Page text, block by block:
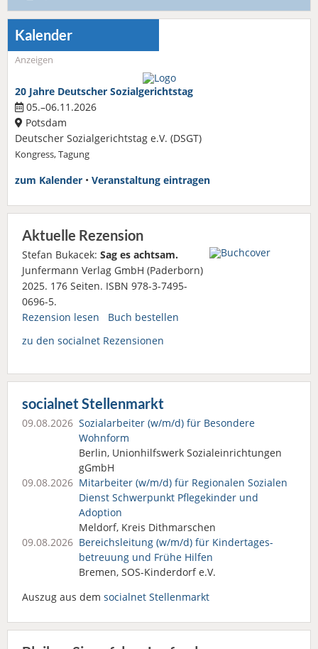
Kalender
Anzeigen
20 Jahre Deutscher Sozialgerichtstag
05.–06.11.2026
Potsdam
Deutscher Sozialgerichtstag e.V. (DSGT)
Kongress, Tagung
zum Kalender • Veranstaltung eintragen
Aktuelle Rezension
Stefan Bukacek: Sag es achtsam.
Junfermann Verlag GmbH (Paderborn)
2025. 176 Seiten. ISBN 978-3-7495-
0696-5.
Rezension lesen
Buch bestellen
zu den socialnet Rezensionen
socialnet Stellenmarkt
09.08.2026 Sozialarbeiter (w/m/d) für Besondere
Wohnform
Berlin, Unionhilfswerk Sozialeinrichtungen
gGmbH
09.08.2026 Mitarbeiter (w/m/d) für Regionalen Sozialen
Dienst Schwerpunkt Pflegekinder und
Adoption
Meldorf, Kreis Dithmarschen
09.08.2026 Bereichsleitung (w/m/d) für Kindertages­
betreuung und Frühe Hilfen
Bremen, SOS-Kinderdorf e.V.
Auszug aus dem socialnet Stellenmarkt